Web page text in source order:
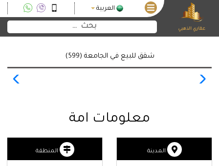
عقاري الذهبي
العربية
شقق للبيع في الجامعة (599)
معلومات امة
المدينة المنطقة